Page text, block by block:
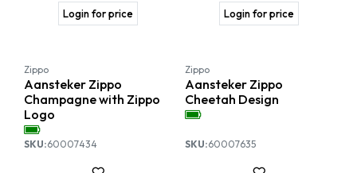
Login for price Login for price
Zippo
Aansteker Zippo
Champagne with Zippo
Logo
SKU:60007434
Zippo
Aansteker Zippo
Cheetah Design
SKU:60007635